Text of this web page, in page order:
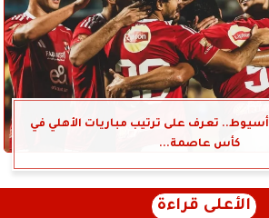
أسيوط.. تعرف على ترتيب مباريات الأهلي في
كأس عاصمة...
الأعلى قراءة